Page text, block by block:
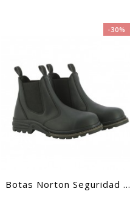
-30%
Botas Norton Seguridad ...